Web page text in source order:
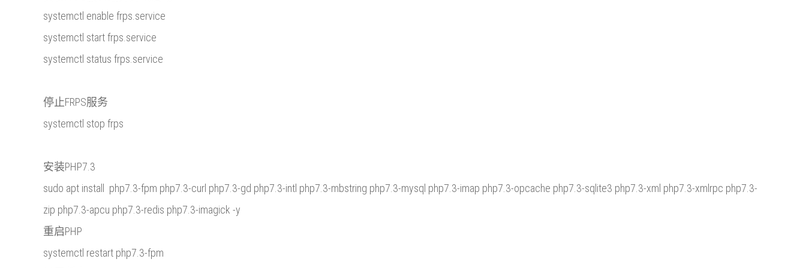
systemctl enable frps.service
systemctl start frps.service
systemctl status frps.service
停止FRPS服务
systemctl stop frps
安装PHP7.3
sudo apt install php7.3-fpm php7.3-curl php7.3-gd php7.3-intl php7.3-mbstring php7.3-mysql php7.3-imap php7.3-opcache php7.3-sqlite3 php7.3-xml php7.3-xmlrpc php7.3-
zip php7.3-apcu php7.3-redis php7.3-imagick -y
重启PHP
systemctl restart php7.3-fpm